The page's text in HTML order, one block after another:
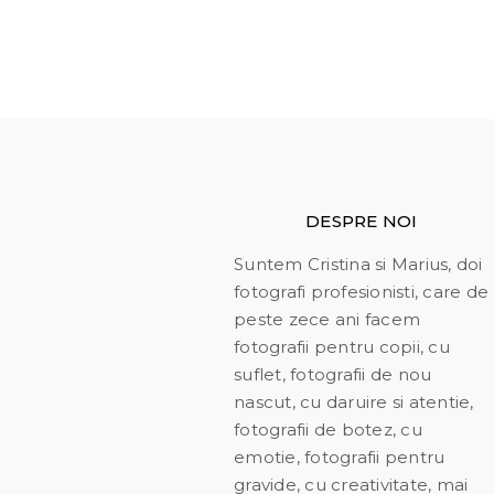
DESPRE NOI
Suntem Cristina si Marius, doi
fotografi profesionisti, care de
peste zece ani facem
fotografii pentru copii, cu
suflet, fotografii de nou
nascut, cu daruire si atentie,
fotografii de botez, cu
emotie, fotografii pentru
gravide, cu creativitate, mai